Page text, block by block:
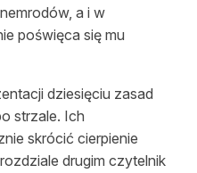
a i w
poświęca się mu
dziesięciu zasad
strzale. Ich
skrócić cierpienie
drugim czytelnik